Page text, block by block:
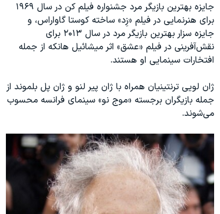
نرگس محمدی برنده جایزه نوبل صلح
همایش محافظه‌کاران آمریکا «سی‌پک»
صفحه‌های ویژه
جایزه بهترین بازیگر مرد جشنواره فیلم کن در سال ۱۹۶۹
برای هنرنمایی در فیلم «زِد» ساخته کوستا گاواراس، و
جایزه سزار بهترین بازیگر مرد در سال ۲۰۱۳ برای
نقش‌آفرینی در فیلم «عشق» اثر میشائیل هانکه از جمله
افتخارات سینمایی او هستند.
ژان لویی ترنتینیان همراه با ژان پیر لنو و ژان پل بلموند از
جمله بازیگران برجسته «موج نو» سینمای فرانسه محسوب
می‌شوند.